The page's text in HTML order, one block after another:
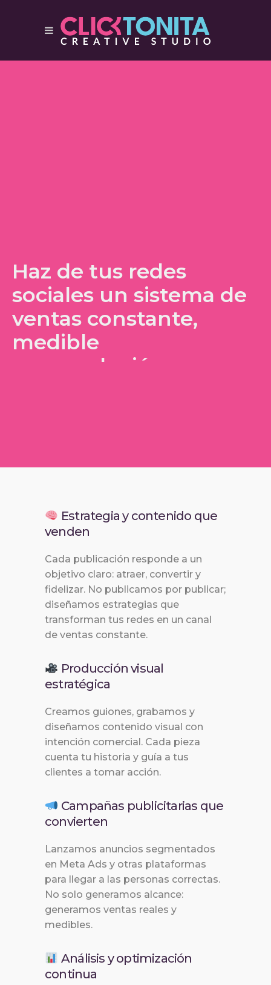
Haz de tus redes
sociales un sistema de
ventas constante,
medible
y en evolución.
Estrategia y contenido que
venden
Cada publicación responde a un
objetivo claro: atraer, convertir y
fidelizar. No publicamos por publicar;
diseñamos estrategias que
transforman tus redes en un canal
de ventas constante.
Producción visual
estratégica
Creamos guiones, grabamos y
diseñamos contenido visual con
intención comercial. Cada pieza
cuenta tu historia y guía a tus
clientes a tomar acción.
Campañas publicitarias que
convierten
Lanzamos anuncios segmentados
en Meta Ads y otras plataformas
para llegar a las personas correctas.
No solo generamos alcance:
generamos ventas reales y
medibles.
Análisis y optimización
continua